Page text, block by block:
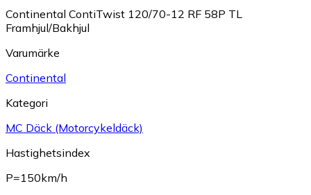
Continental ContiTwist 120/70-12 RF 58P TL
Framhjul/Bakhjul
Varumärke
Continental
Kategori
MC Däck (Motorcykeldäck)
Hastighetsindex
P=150km/h